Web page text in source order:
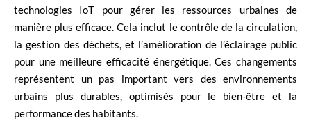
technologies IoT pour gérer les ressources urbaines de
manière plus efficace. Cela inclut le contrôle de la circulation,
la gestion des déchets, et l’amélioration de l’éclairage public
pour une meilleure efficacité énergétique. Ces changements
représentent un pas important vers des environnements
urbains plus durables, optimisés pour le bien-être et la
performance des habitants.